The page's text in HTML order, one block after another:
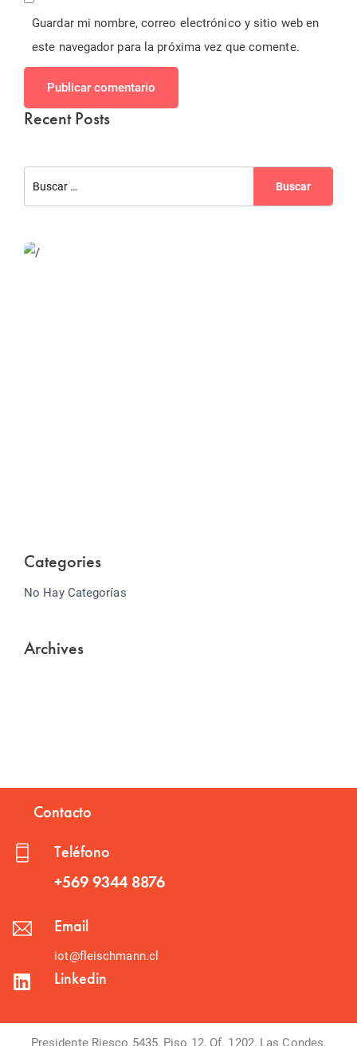
Guardar mi nombre, correo electrónico y sitio web en
este navegador para la próxima vez que comente.
Publicar comentario
Recent Posts
Categories
No Hay Categorías
Archives
Contacto
Teléfono
+569 9344 8876
Email
iot@fleischmann.cl
Linkedin
Presidente Riesco 5435, Piso 12, Of. 1202, Las Condes,